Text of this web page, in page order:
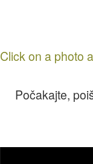
Click on a photo
Počakajte,